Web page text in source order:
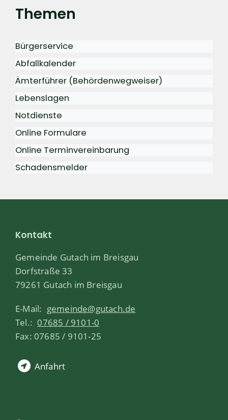
Themen
Bürgerservice
Abfallkalender
Ämterführer (Behördenwegweiser)
Lebenslagen
Notdienste
Online Formulare
Online Terminvereinbarung
Schadensmelder
Kontakt
Gemeinde Gutach im Breisgau
Dorfstraße 33
79261 Gutach im Breisgau
E-Mail: gemeinde@gutach.de
Tel.: 07685 / 9101-0
Fax: 07685 / 9101-25
Anfahrt